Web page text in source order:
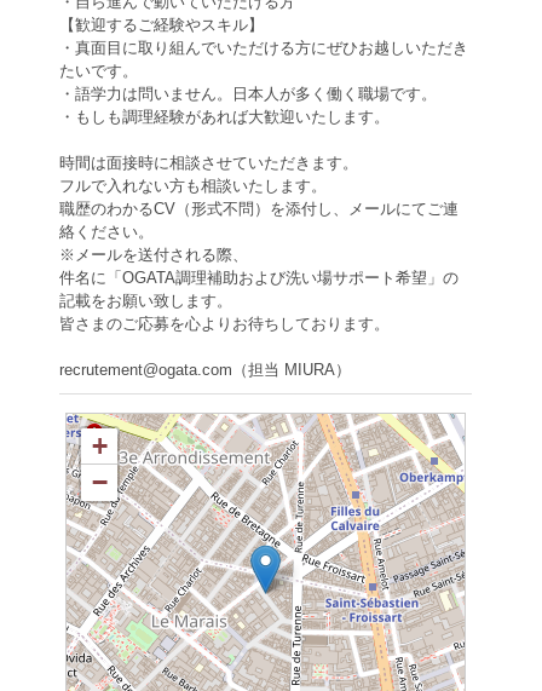
【歓迎するご経験やスキル】
・真面目に取り組んでいただける方にぜひお越しいただき
たいです。
・語学力は問いません。日本人が多く働く職場です。
・もしも調理経験があれば大歓迎いたします。
時間は面接時に相談させていただきます。
フルで入れない方も相談いたします。
職歴のわかるCV（形式不問）を添付し、メールにてご連
絡ください。
※メールを送付される際、
件名に「OGATA調理補助および洗い場サポート希望」の
記載をお願い致します。
皆さまのご応募を心よりお待ちしております。
recrutement@ogata.com（担当 MIURA）
+
−